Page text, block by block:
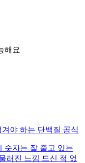
해요
야 하는 단백질 공식
숫자는 잘 줄고 있는
러진 느낌 드신 적 없